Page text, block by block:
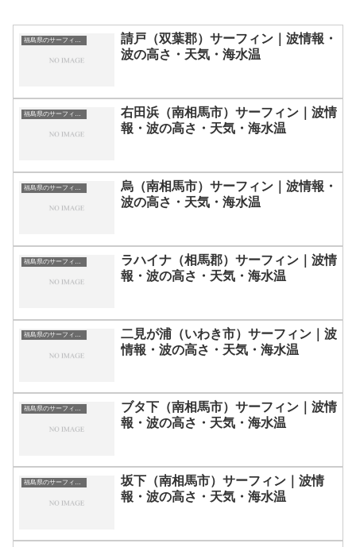
福島県のサーフィン波情報・ポイント・スポット一覧
請戸（双葉郡）サーフィン｜波情報・
波の高さ・天気・海水温
右田浜（南相馬市）サーフィン｜波情
報・波の高さ・天気・海水温
烏（南相馬市）サーフィン｜波情報・
波の高さ・天気・海水温
ラハイナ（相馬郡）サーフィン｜波情
報・波の高さ・天気・海水温
福島県のサーフィン波情報・ポイント・スポット一覧
二見が浦（いわき市）サーフィン｜波
情報・波の高さ・天気・海水温
福島県のサーフィン波情報・ポイント・スポット一覧
ブタ下（南相馬市）サーフィン｜波情
報・波の高さ・天気・海水温
福島県のサーフィン波情報・ポイント・スポット一覧
坂下（南相馬市）サーフィン｜波情
報・波の高さ・天気・海水温